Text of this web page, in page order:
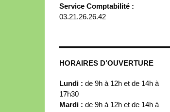
Service Comptabilité :
03.21.26.26.42
HORAIRES D’OUVERTURE
Lundi : de 9h à 12h et de 14h à
17h30
Mardi : de 9h à 12h et de 14h à